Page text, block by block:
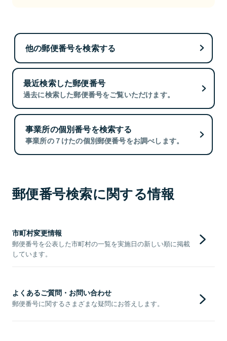
他の郵便番号を検索する
最近検索した郵便番号
過去に検索した郵便番号をご覧いただけます。
事業所の個別番号を検索する
事業所の７けたの個別郵便番号をお調べします。
郵便番号検索に関する情報
市町村変更情報
郵便番号を公表した市町村の一覧を実施日の新しい順に掲載
しています。
よくあるご質問・お問い合わせ
郵便番号に関するさまざまな疑問にお答えします。